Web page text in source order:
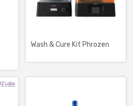
Wash & Cure Kit Phrozen